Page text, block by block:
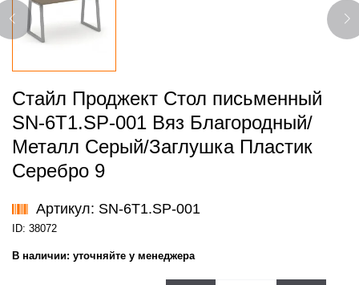
Стайл Проджект Стол письменный
SN-6T1.SP-001 Вяз Благородный/
Металл Серый/Заглушка Пластик
Серебро 9
Артикул: SN-6T1.SP-001
ID: 38072
В наличии: уточняйте у менеджера